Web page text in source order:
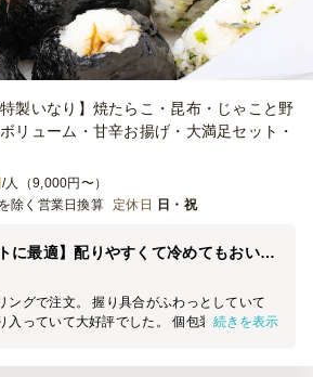
製いなり】焼たらこ・昆布・じゃこと野
リューム・甘辛お揚げ・大満足セット・
/人（9,000円〜）
除く営業日換算 定休日 日・祝
【社内イベントに最適】配りやすくて冷めてもおいしいおにぎりケータリング
ングで注文。 握り具合がふわっとしていて
入っていて大好評でした。 個包装で配りや
続きを表示